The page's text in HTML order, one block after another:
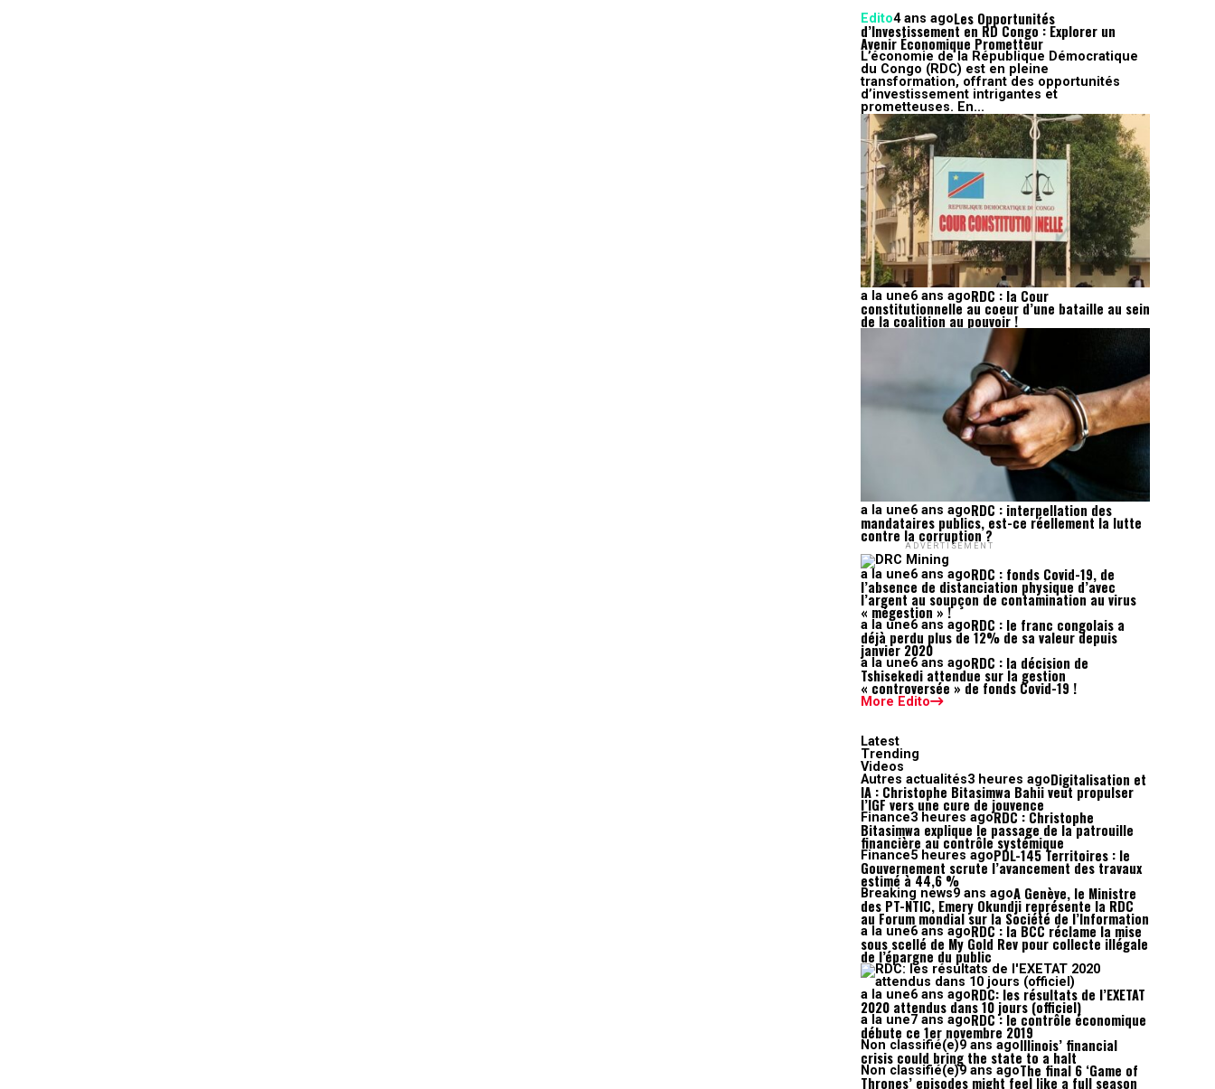
Edito4 ans agoLes Opportunités
d’Investissement en RD Congo : Explorer un
Avenir Économique Prometteur
L’économie de la République Démocratique
du Congo (RDC) est en pleine
transformation, offrant des opportunités
d’investissement intrigantes et
prometteuses. En...
a la une6 ans agoRDC : la Cour
constitutionnelle au coeur d’une bataille au sein
de la coalition au pouvoir !
a la une6 ans agoRDC : interpellation des
mandataires publics, est-ce réellement la lutte
contre la corruption ?
ADVERTISEMENT
a la une6 ans agoRDC : fonds Covid-19, de
l’absence de distanciation physique d’avec
l’argent au soupçon de contamination au virus
« mégestion » !
a la une6 ans agoRDC : le franc congolais a
déjà perdu plus de 12% de sa valeur depuis
janvier 2020
a la une6 ans agoRDC : la décision de
Tshisekedi attendue sur la gestion
« controversée » de fonds Covid-19 !
More Edito
Latest
Trending
Videos
Autres actualités3 heures agoDigitalisation et
IA : Christophe Bitasimwa Bahii veut propulser
l’IGF vers une cure de jouvence
Finance3 heures agoRDC : Christophe
Bitasimwa explique le passage de la patrouille
financière au contrôle systémique
Finance5 heures agoPDL-145 Territoires : le
Gouvernement scrute l’avancement des travaux
estimé à 44,6 %
Breaking news9 ans agoA Genève, le Ministre
des PT-NTIC, Emery Okundji représente la RDC
au Forum mondial sur la Société de l’Information
a la une6 ans agoRDC : la BCC réclame la mise
sous scellé de My Gold Rev pour collecte illégale
de l’épargne du public
a la une6 ans agoRDC: les résultats de l’EXETAT
2020 attendus dans 10 jours (officiel)
a la une7 ans agoRDC : le contrôle économique
débute ce 1er novembre 2019
Non classifié(e)9 ans agoIllinois’ financial
crisis could bring the state to a halt
Non classifié(e)9 ans agoThe final 6 ‘Game of
Thrones’ episodes might feel like a full season